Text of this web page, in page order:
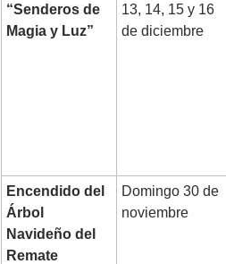
“Senderos de
Magia y Luz”
13, 14, 15 y 16
de diciembre
Encendido del
Árbol
Navideño del
Remate
Domingo 30 de
noviembre